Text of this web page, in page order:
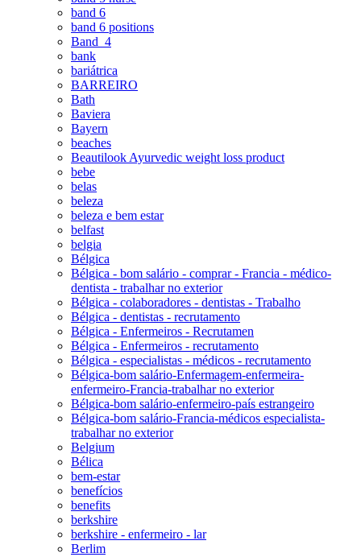
band 6
band 6 positions
Band_4
bank
bariátrica
BARREIRO
Bath
Baviera
Bayern
beaches
Beautilook Ayurvedic weight loss product
bebe
belas
beleza
beleza e bem estar
belfast
belgia
Bélgica
Bélgica - bom salário - comprar - Francia - médico-
dentista - trabalhar no exterior
Bélgica - colaboradores - dentistas - Trabalho
Bélgica - dentistas - recrutamento
Bélgica - Enfermeiros - Recrutamen
Bélgica - Enfermeiros - recrutamento
Bélgica - especialistas - médicos - recrutamento
Bélgica-bom salário-Enfermagem-enfermeira-
enfermeiro-Francia-trabalhar no exterior
Bélgica-bom salário-enfermeiro-país estrangeiro
Bélgica-bom salário-Francia-médicos especialista-
trabalhar no exterior
Belgium
Bélica
bem-estar
benefícios
benefits
berkshire
berkshire - enfermeiro - lar
Berlim